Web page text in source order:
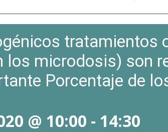
tratamientos
los microdosis) son
Porcentaje de
@ 10:00 - 14:30